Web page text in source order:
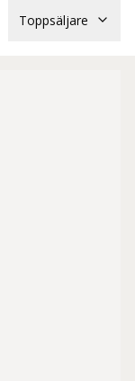
Toppsäljare